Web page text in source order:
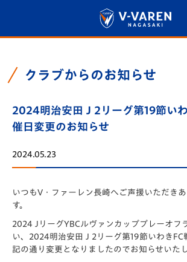
クラブからのお知らせ
2024明治安田Ｊ2リーグ第19節い
催日変更のお知らせ
2024.05.23
いつもV・ファーレン長崎へご声援いただき
す。
2024 JリーグYBCルヴァンカッププレーオフ
い、2024明治安田Ｊ2リーグ第19節いわきFC
記の通り変更となりましたのでお知らせいたし